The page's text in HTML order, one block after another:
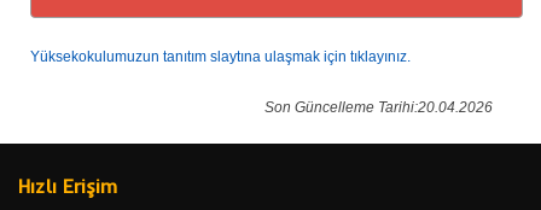
Yüksekokulumuzun tanıtım slaytına ulaşmak için tıklayınız.
Son Güncelleme Tarihi:20.04.2026
Hızlı Erişim